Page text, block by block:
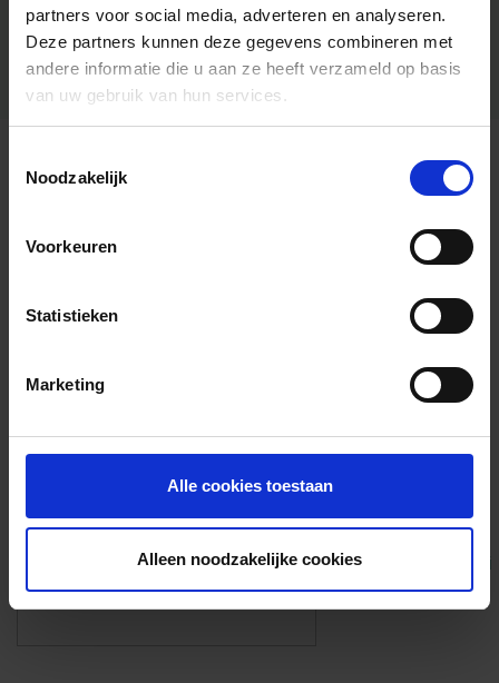
partners voor social media, adverteren en analyseren.
Deze partners kunnen deze gegevens combineren met
andere informatie die u aan ze heeft verzameld op basis
van uw gebruik van hun services.
Noodzakelijk
Voorkeuren
Statistieken
Marketing
Alle cookies toestaan
Alleen noodzakelijke cookies
Algemene informatie
Foto’s ({{photos.length}})
Eigen foto’s